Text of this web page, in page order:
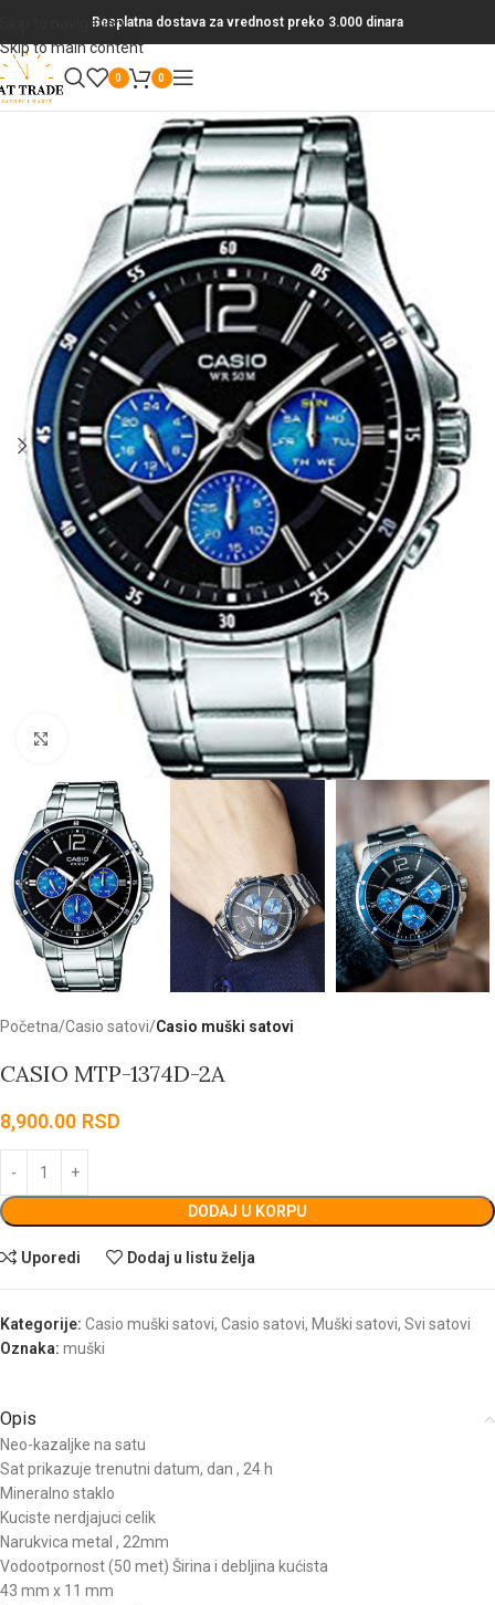
Skip to navigation
Skip to main content
Besplatna dostava za vrednost preko 3.000 dinara
0 0
Click to enlarge
Početna Casio satovi Casio muški satovi
CASIO MTP-1374D-2A
8,900.00 RSD
DODAJ U KORPU
Uporedi Dodaj u listu želja
Kategorije: Casio muški satovi, Casio satovi, Muški satovi, Svi satovi
Oznaka: muški
Opis
Neo-kazaljke na satu
Sat prikazuje trenutni datum, dan , 24 h
Mineralno staklo
Kuciste nerdjajuci celik
Narukvica metal , 22mm
Vodootpornost (50 met) Širina i debljina kućista
43 mm x 11 mm